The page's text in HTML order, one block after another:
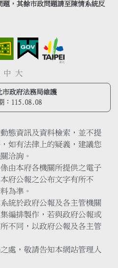
，其餘市政問題請至陳情系統反
中 大
市政府法務局維護
： 115.08.08
態資訊及資料檢索，並不提
如有法律上的疑義，建議您
洽詢。
由本府各機關所提供之電子
府公報之公布文字有所不
為準。
統於政府公報及各主管機關
編排製作，若與政府公報或
不同，以政府公報及各主管
處，敬請告知本網站管理人